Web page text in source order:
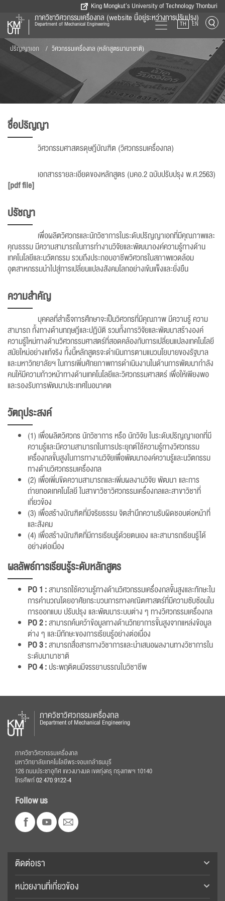
King Mongkut’s University of Technology Thonburi
ภาควิชาวิศวกรรมเครื่องกล (website นี้อยู่ระหว่างการปรับปรุง)
Department of Mechanical Engineering TH EN
ปริญญาเอก วิศวกรรมเครื่องกล (หลักสูตรนานาชาติ)
ชื่อปริญญา
วิศวกรรมศาสตรดุษฎีบัณฑิต (วิศวกรรมเครื่องกล)
เอกสารรายละเอียดของหลักสูตร (มคอ.2 ฉบับปรับปรุง พ.ศ.2563)
[pdf file]
ปรัชญา
เพื่อผลิตวิศวกรและนักวิชาการในระดับปริญญาเอกที่มีคุณภาพและ
คุณธรรม มีความสามารถในการทำงานวิจัยและพัฒนาองค์ความรู้ทางด้าน
เทคโนโลยีและนวัตกรรม รวมถึงประกอบอาชีพวิศวกรในสภาพแวดล้อม
อุตสาหกรรมนำไปสู่การเปลี่ยนแปลงสังคมโลกอย่างเข้มแข็งและยั่งยืน
ความสำคัญ
บุคคลที่สำเร็จการศึกษาจะเป็นวิศวกรที่มีคุณภาพ มีความรู้ ความ
สามารถ ทั้งทางด้านทฤษฎีและปฏิบัติ รวมทั้งการวิจัยและพัฒนาสร้างองค์
ความรู้ใหม่ทางด้านวิศวกรรมศาสตร์ที่สอดคล้องกับการเปลี่ยนแปลงเทคโนโลยี
สมัยใหม่อย่างแท้จริง ทั้งนี้หลักสูตรจะดำเนินการตามแนวนโยบายของรัฐบาล
และมหาวิทยาลัยฯ ในการเพิ่มศักยภาพการดำเนินงานในด้านการพัฒนากำลัง
คนให้มีความก้าวหน้าทางด้านเทคโนโลยีและวิศวกรรมศาสตร์ เพื่อให้เพียงพอ
และรองรับการพัฒนาประเทศในอนาคต
วัตถุประสงค์
(1) เพื่อผลิตวิศวกร นักวิชาการ หรือ นักวิจัย ในระดับปริญญาเอกที่มี
ความรู้และมีความสามารถในการประยุกต์ใช้ความรู้ทางวิศวกรรม
เครื่องกลขั้นสูงในการทางานวิจัยเพื่อพัฒนาองค์ความรู้และนวัตกรรม
ทางด้านวิศวกรรมเครื่องกล
(2) เพื่อเพิ่มขีดความสามารถและเพิ่มผลงานวิจัย พัฒนา และการ
ถ่ายทอดเทคโนโลยี ในสาขาวิชาวิศวกรรมเครื่องกลและสาขาวิชาที่
เกี่ยวข้อง
(3) เพื่อสร้างบัณฑิตที่มีจริยธรรม จิตสำนึกความรับผิดชอบต่อหน้าที่
และสังคม
(4) เพื่อสร้างบัณฑิตที่มีการเรียนรู้ด้วยตนเอง และสามารถเรียนรู้ได้
อย่างต่อเนื่อง
ผลลัพธ์การเรียนรู้ระดับหลักสูตร
PO 1 :สามารถใช้ความรู้ทางด้านวิศวกรรมเครื่องกลขั้นสูงและทักษะใน
การคำนวณโดยอาศัยกระบวนการทางคณิตศาสตร์ที่มีความซับซ้อนใน
การออกแบบ ปรับปรุง และพัฒนาระบบต่าง ๆ ทางวิศวกรรมเครื่องกล
PO 2 :สามารถค้นคว้าข้อมูลทางด้านวิทยาการขั้นสูงจากแหล่งข้อมูล
ต่าง ๆ และมีทักษะของการเรียนรู้อย่างต่อเนื่อง
PO 3 :สามารถสื่อสารทางวิชาการและนำเสนอผลงานทางวิชาการใน
ระดับนานาชาติ
PO 4 :ประพฤติตนมีจรรยาบรรณในวิชาชีพ
ภาควิชาวิศวกรรมเครื่องกล
Department of Mechanical Engineering
ภาควิชาวิศวกรรมเครื่องกล
มหาวิทยาลัยเทคโนโลยีพระจอมเกล้าธนบุรี
126 ถนนประชาอุทิศ แขวงบางมด เขตทุ่งครุ กรุงเทพฯ 10140
โทรศัพท์02 470 9122-4
Follow us
ติดต่อเรา
หน่วยงานที่เกี่ยวข้อง